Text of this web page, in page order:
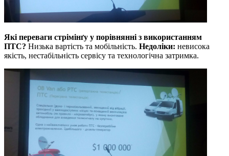
Які переваги стрімінґу у порівнянні з використанням
ПТС? Низька вартість та мобільність. Недоліки: невисока
якість, нестабільність сервісу та технологічна затримка.